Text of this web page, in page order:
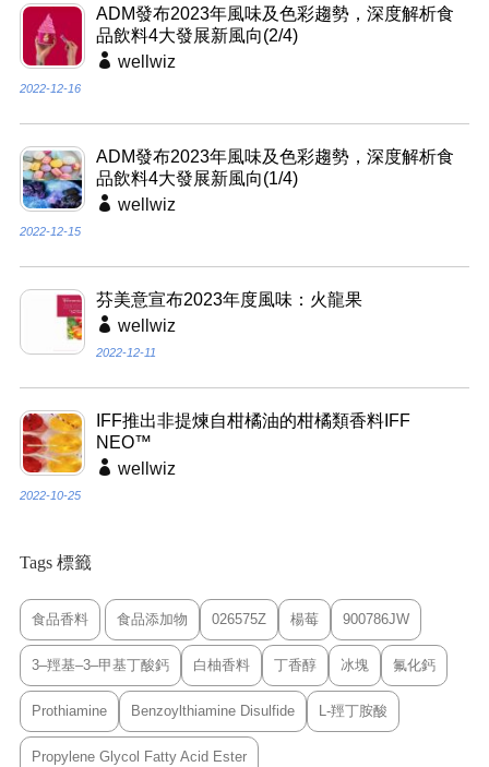
ADM發布2023年風味及色彩趨勢，深度解析食
品飲料4大發展新風向(2/4)
wellwiz
2022-12-16
ADM發布2023年風味及色彩趨勢，深度解析食
品飲料4大發展新風向(1/4)
wellwiz
2022-12-15
芬美意宣布2023年度風味：火龍果
wellwiz
2022-12-11
IFF推出非提煉自柑橘油的柑橘類香料IFF
NEO™
wellwiz
2022-10-25
Tags 標籤
食品香料 食品添加物 026575Z 楊莓 900786JW
3–羥基–3–甲基丁酸鈣 白柚香料 丁香醇 冰塊 氟化鈣
Prothiamine Benzoylthiamine Disulfide L-羥丁胺酸
Propylene Glycol Fatty Acid Ester